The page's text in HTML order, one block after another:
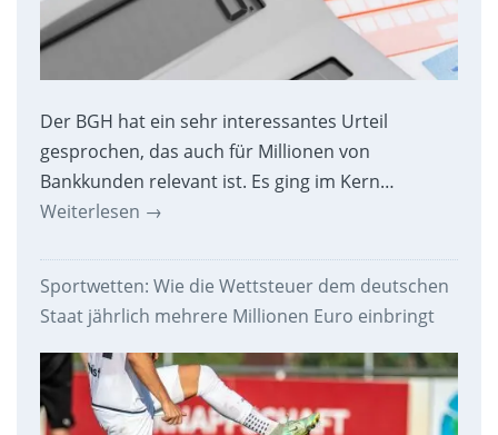
Der BGH hat ein sehr interessantes Urteil
gesprochen, das auch für Millionen von
Bankkunden relevant ist. Es ging im Kern…
Weiterlesen →
Sportwetten: Wie die Wettsteuer dem deutschen
Staat jährlich mehrere Millionen Euro einbringt